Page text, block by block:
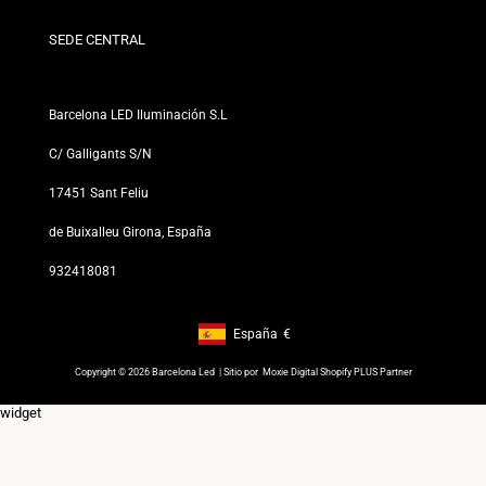
Nuestras Tiendas
SEDE CENTRAL
Barcelona LED Iluminación S.L
C/ Galligants S/N
17451 Sant Feliu
de Buixalleu Girona, España
932418081
Footer: España, €
España €
Copyright © 2026 Barcelona Led | Sitio por Moxie Digital Shopify PLUS Partner
widget